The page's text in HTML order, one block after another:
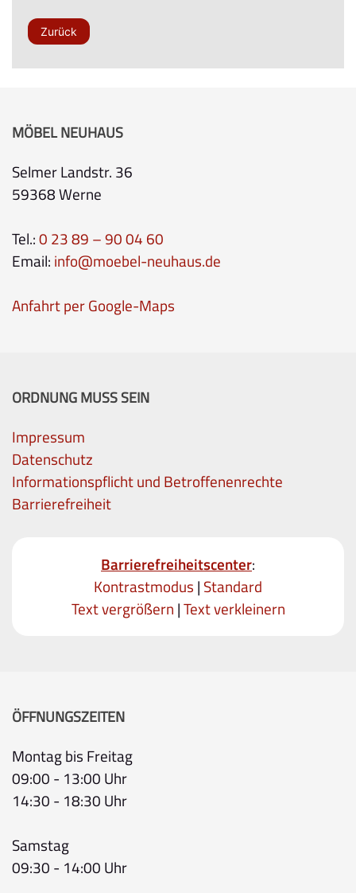
Zurück
MÖBEL NEUHAUS
Selmer Landstr. 36
59368 Werne
Tel.:0 23 89 – 90 04 60
Email: info@moebel-neuhaus.de
Anfahrt per Google-Maps
ORDNUNG MUSS SEIN
Impressum
Datenschutz
Informationspflicht und Betroffenenrechte
Barrierefreiheit
Barrierefreiheitscenter:
Kontrastmodus | Standard
Text vergrößern |Text verkleinern
ÖFFNUNGSZEITEN
Montag bis Freitag
09:00 - 13:00 Uhr
14:30 - 18:30 Uhr
Samstag
09:30 - 14:00 Uhr